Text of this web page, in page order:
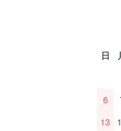
日
6
13